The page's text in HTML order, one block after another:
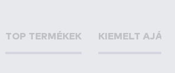
TOP TERMÉKEK KIEMELT